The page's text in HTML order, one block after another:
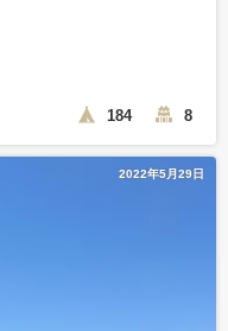
184 8
2022年5月29日